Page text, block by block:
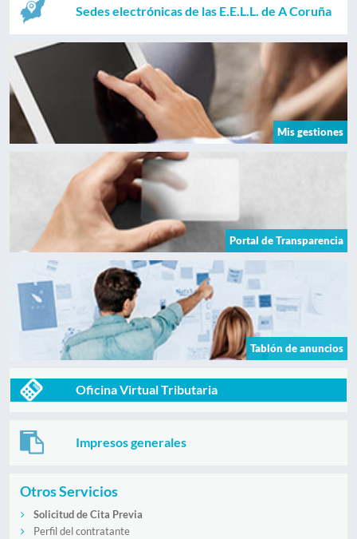
Sedes electrónicas de las E.E.L.L. de A Coruña
Mis gestiones
Portal de Transparencia
Tablón de anuncios
Oficina Virtual Tributaria
Impresos generales
Otros Servicios
Solicitud de Cita Previa
Perfil del contratante